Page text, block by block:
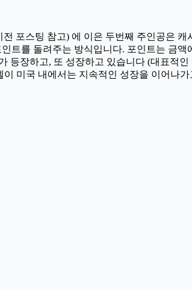
포스팅 참고) 에 이은 두번째 주인공은 캐
트를 돌려주는 방식입니다. 포인트는 금
장하고, 또 성장하고 있습니다 (대표적
미국 내에서는 지속적인 성장을 이어나